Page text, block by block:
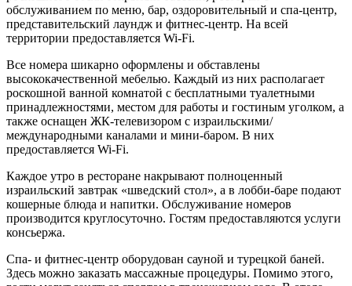
обслуживанием по меню, бар, оздоровительный и спа-центр,
представительский лаундж и фитнес-центр. На всей
территории предоставляется Wi-Fi.
Все номера шикарно оформлены и обставлены
высококачественной мебелью. Каждый из них располагает
роскошной ванной комнатой с бесплатными туалетными
принадлежностями, местом для работы и гостиным уголком, а
также оснащен ЖК-телевизором с израильскими/
международными каналами и мини-баром. В них
предоставляется Wi-Fi.
Каждое утро в ресторане накрывают полноценный
израильский завтрак «шведский стол», а в лобби-баре подают
кошерные блюда и напитки. Обслуживание номеров
производится круглосуточно. Гостям предоставляются услуги
консьержа.
Спа- и фитнес-центр оборудован сауной и турецкой баней.
Здесь можно заказать массажные процедуры. Помимо этого,